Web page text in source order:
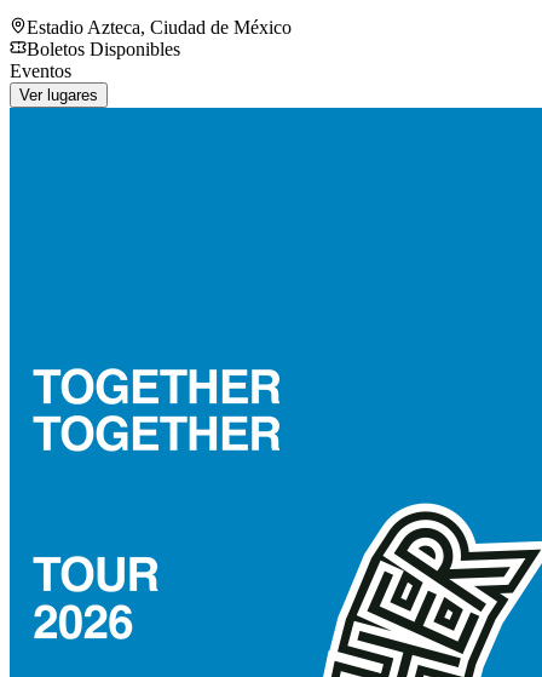
Estadio Azteca, Ciudad de México
Boletos Disponibles
Eventos
Ver lugares